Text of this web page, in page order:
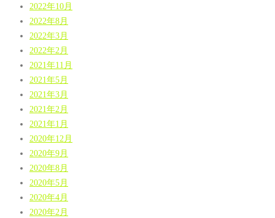
2022年10月
2022年8月
2022年3月
2022年2月
2021年11月
2021年5月
2021年3月
2021年2月
2021年1月
2020年12月
2020年9月
2020年8月
2020年5月
2020年4月
2020年2月